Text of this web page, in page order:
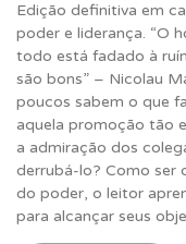
original
era:
R$ 99,90.
é:
R$
Edição definitiva em
poder e liderança. “O
todo está fadado à
são bons” – Nicolau
poucos sabem o que
aquela promoção tão
a admiração dos
derrubá-lo? Como ser
do poder, o leitor
para alcançar seus